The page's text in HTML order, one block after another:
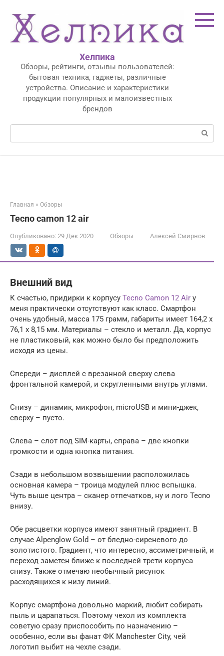
контенту
Хелпика
Обзоры, рейтинги, отзывы пользователей:
бытовая техника, гаджеты, различные
устройства. Описание и характеристики
продукции популярных и малоизвестных
брендов
Поиск:
Главная » Обзоры
Tecno camon 12 air
Опубликовано: 29 Дек 2020 Обзоры Алексей Смирнов
Внешний вид
К счастью, придирки к корпусу Tecno Camon 12 Air у
меня практически отсутствуют как класс. Смартфон
очень удобный, масса 175 грамм, габариты имеет 164,2 x
76,1 x 8,15 мм. Материалы – стекло и металл. Да, корпус
не пластиковый, как можно было бы предположить
исходя из цены.
Спереди – дисплей с врезанной сверху слева
фронтальной камерой, и скругленными внутрь углами.
Снизу – динамик, микрофон, microUSB и мини-джек,
сверху – пусто.
Слева – слот под SIM-карты, справа – две кнопки
громкости и одна кнопка питания.
Сзади в небольшом возвышении расположилась
основная камера – троица модулей плюс вспышка.
Чуть выше центра – сканер отпечатков, ну и лого Tecno
внизу.
Обе расцветки корпуса имеют занятный градиент. В
случае Alpenglow Gold – от бледно-сиреневого до
золотистого. Градиент, что интересно, ассиметричный, и
переход заметен ближе к последней трети корпуса
снизу. Также отмечаю необычный рисунок
расходящихся к низу линий.
Корпус смартфона довольно маркий, любит собирать
пыль и царапаться. Поэтому чехол из комплекта
советую сразу приспособить по назначению –
особенно, если вы фанат ФК Manchester City, чей
логотип выбит на чехле сзади.